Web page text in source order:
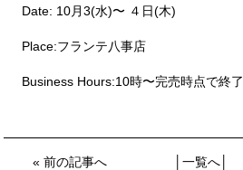
Date: 10月3(水)〜 ４日(木)
Place:フランテ八事店
Business Hours:10時〜完売時点で終了
« 前の記事へ 一覧へ│